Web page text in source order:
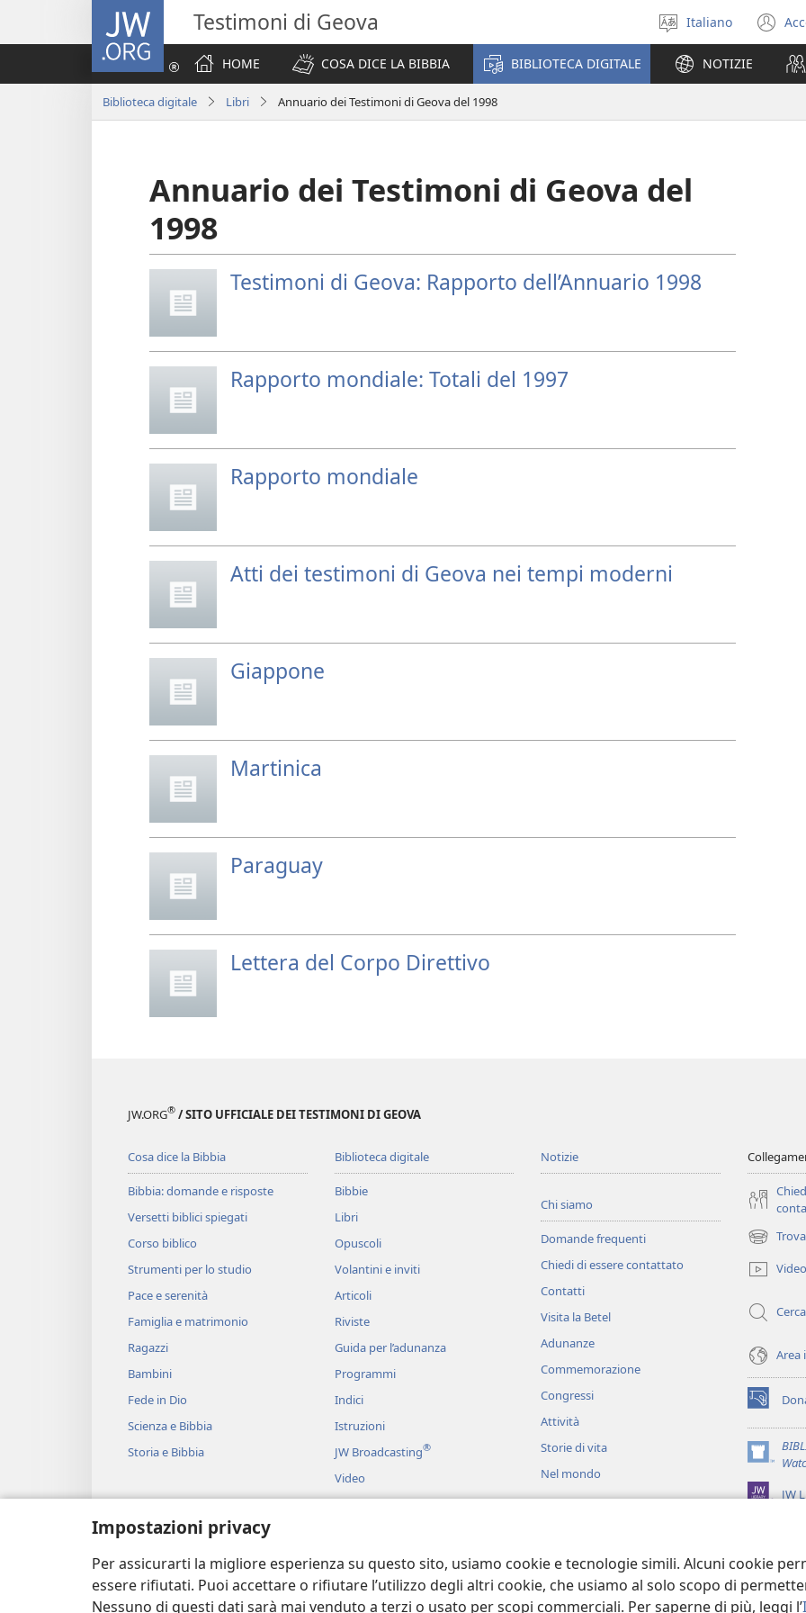
Impostazioni privacy
Per assicurarti la migliore esperienza su questo sito, usiamo cookie e tecnologie simili. Alcuni cookie
essere rifiutati. Puoi accettare o rifiutare l’utilizzo degli altri cookie, che usiamo al solo scopo di
Nessuno di questi dati sarà mai venduto a terzi o usato per scopi commerciali. Per saperne di più, leggi l’
JW.ORG Testimoni di Geova
Seleziona
la
lingua
Italiano
HOME
COSA DICE LA BIBBIA BIBLIOTECA DIGITALE NOTIZIE
Biblioteca digitale Libri Annuario dei Testimoni di Geova del 1998
Annuario dei Testimoni di Geova del
1998
Testimoni di Geova: Rapporto dell’Annuario 1998
Rapporto mondiale: Totali del 1997
Rapporto mondiale
Atti dei testimoni di Geova nei tempi moderni
Giappone
Martinica
Paraguay
Lettera del Corpo Direttivo
JW.ORG® / SITO UFFICIALE DEI TESTIMONI DI GEOVA
Cosa dice la Bibbia
Bibbia: domande e risposte
Versetti biblici spiegati
Corso biblico
Strumenti per lo studio
Pace e serenità
Famiglia e matrimonio
Ragazzi
Bambini
Fede in Dio
Scienza e Bibbia
Storia e Bibbia
Biblioteca digitale
Bibbie
Libri
Opuscoli
Volantini e inviti
Articoli
Riviste
Guida per l’adunanza
Programmi
Indici
Istruzioni
JW Broadcasting®
Video
Musica
Brani biblici recitati
Notizie
Chi siamo
Domande frequenti
Chiedi di essere contattato
Contatti
Visita la Betel
Adunanze
Commemorazione
Congressi
Attività
Storie di vita
Nel mondo
(apre
una
nuova
Video
Cerca
Area
(apre
una
nuova
finestra)
(apre
una
nuovaJW